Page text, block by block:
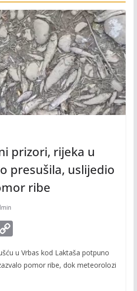
prizori, rijeka u
presušila, uslijedio
ribe
m
C
p
u Vrbas kod Laktaša potpuno
pomor ribe, dok meteorolozi